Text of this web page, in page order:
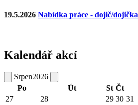
19.5.2026 Nabídka práce - dojič/dojička
Kalendář akcí
Srpen2026
Po
Út St Čt
27
28 29 30 31